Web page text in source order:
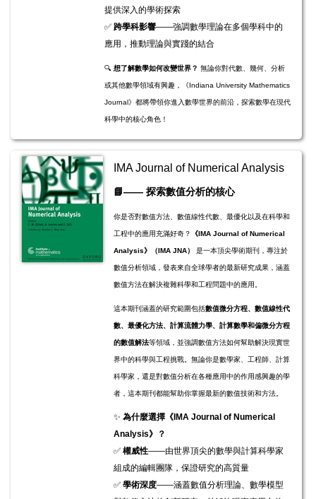
提供深入的學術探索
✅ 跨學科影響——強調數學理論在多個學科中的
應用，推動理論與實踐的結合
🔍 想了解數學如何改變世界？ 無論你對代數、幾何、分析
或其他數學領域有興趣，《Indiana University Mathematics
Journal》都將帶領你進入數學世界的前沿，探索數學在現代
科學中的核心角色！
IMA Journal of Numerical Analysis
📘—— 探索數值分析的核心
你是否對數值方法、數值線性代數、最優化以及在科學和
工程中的應用充滿好奇？ 《IMA Journal of Numerical
Analysis》（IMA JNA） 是一本頂尖學術期刊，專注於
數值分析領域，發表來自全球學者的最新研究成果，涵蓋
數值方法在解決複雜科學和工程問題中的應用。
這本期刊涵蓋的研究範圍包括數值微分方程、數值線性代
數、最優化方法、計算流體力學、計算數學和偏微分方程
的數值解法等領域，並強調數值方法如何幫助解決現實世
界中的科學與工程挑戰。無論你是數學家、工程師、計算
科學家，還是對數值分析在各種應用中的作用感興趣的學
者，這本期刊都能幫助你掌握最新的數值技術和方法。
✨ 為什麼選擇《IMA Journal of Numerical
Analysis》？
✅ 權威性——由世界頂尖的數學與計算科學家
組成的編輯團隊，保證研究的高質量
✅ 學術深度——涵蓋數值分析理論、數學模型